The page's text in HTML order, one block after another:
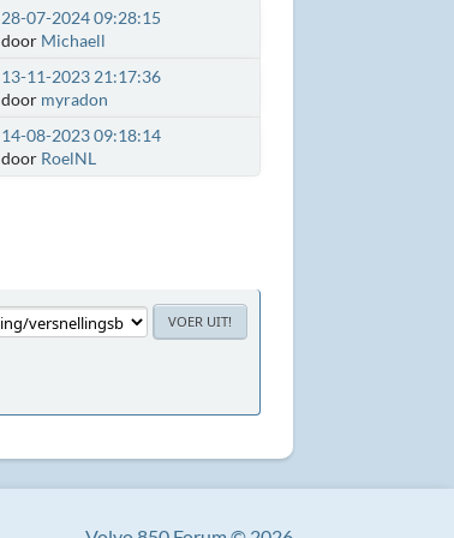
28-07-2024 09:28:15
door Michaell
13-11-2023 21:17:36
door myradon
14-08-2023 09:18:14
door RoelNL